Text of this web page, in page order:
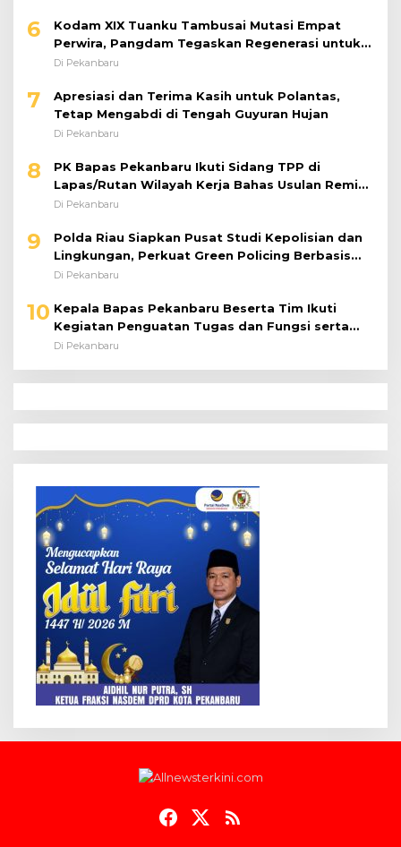
6
Kodam XIX Tuanku Tambusai Mutasi Empat
Perwira, Pangdam Tegaskan Regenerasi untuk
Perkuat Kinerja Satuan
Di Pekanbaru
7
Apresiasi dan Terima Kasih untuk Polantas,
Tetap Mengabdi di Tengah Guyuran Hujan
Di Pekanbaru
8
PK Bapas Pekanbaru Ikuti Sidang TPP di
Lapas/Rutan Wilayah Kerja Bahas Usulan Remisi
Umum Jelang Hari Kemerdekaan
Di Pekanbaru
9
Polda Riau Siapkan Pusat Studi Kepolisian dan
Lingkungan, Perkuat Green Policing Berbasis
Riset
Di Pekanbaru
10 Kepala Bapas Pekanbaru Beserta Tim Ikuti
Kegiatan Penguatan Tugas dan Fungsi serta
Paparan Penempatan WBP ke Lapas Terbuka
Di Pekanbaru